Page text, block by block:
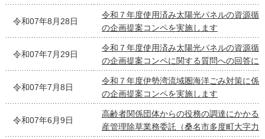
令和07年8月28日
令和７年度使用済み太陽光パネルの資源循
の企画提案コンペを実施します
令和07年7月29日
令和７年度使用済み太陽光パネルの資源循
の企画提案コンペに関する質問への回答に
令和07年7月8日
令和７年度伊勢湾流域圏海洋ごみ対策に係
の企画提案コンペを実施します
令和07年6月9日
高齢者関係団体からの役務の調達にかかる
産管理除草業務委託（桑名市多度町大字力